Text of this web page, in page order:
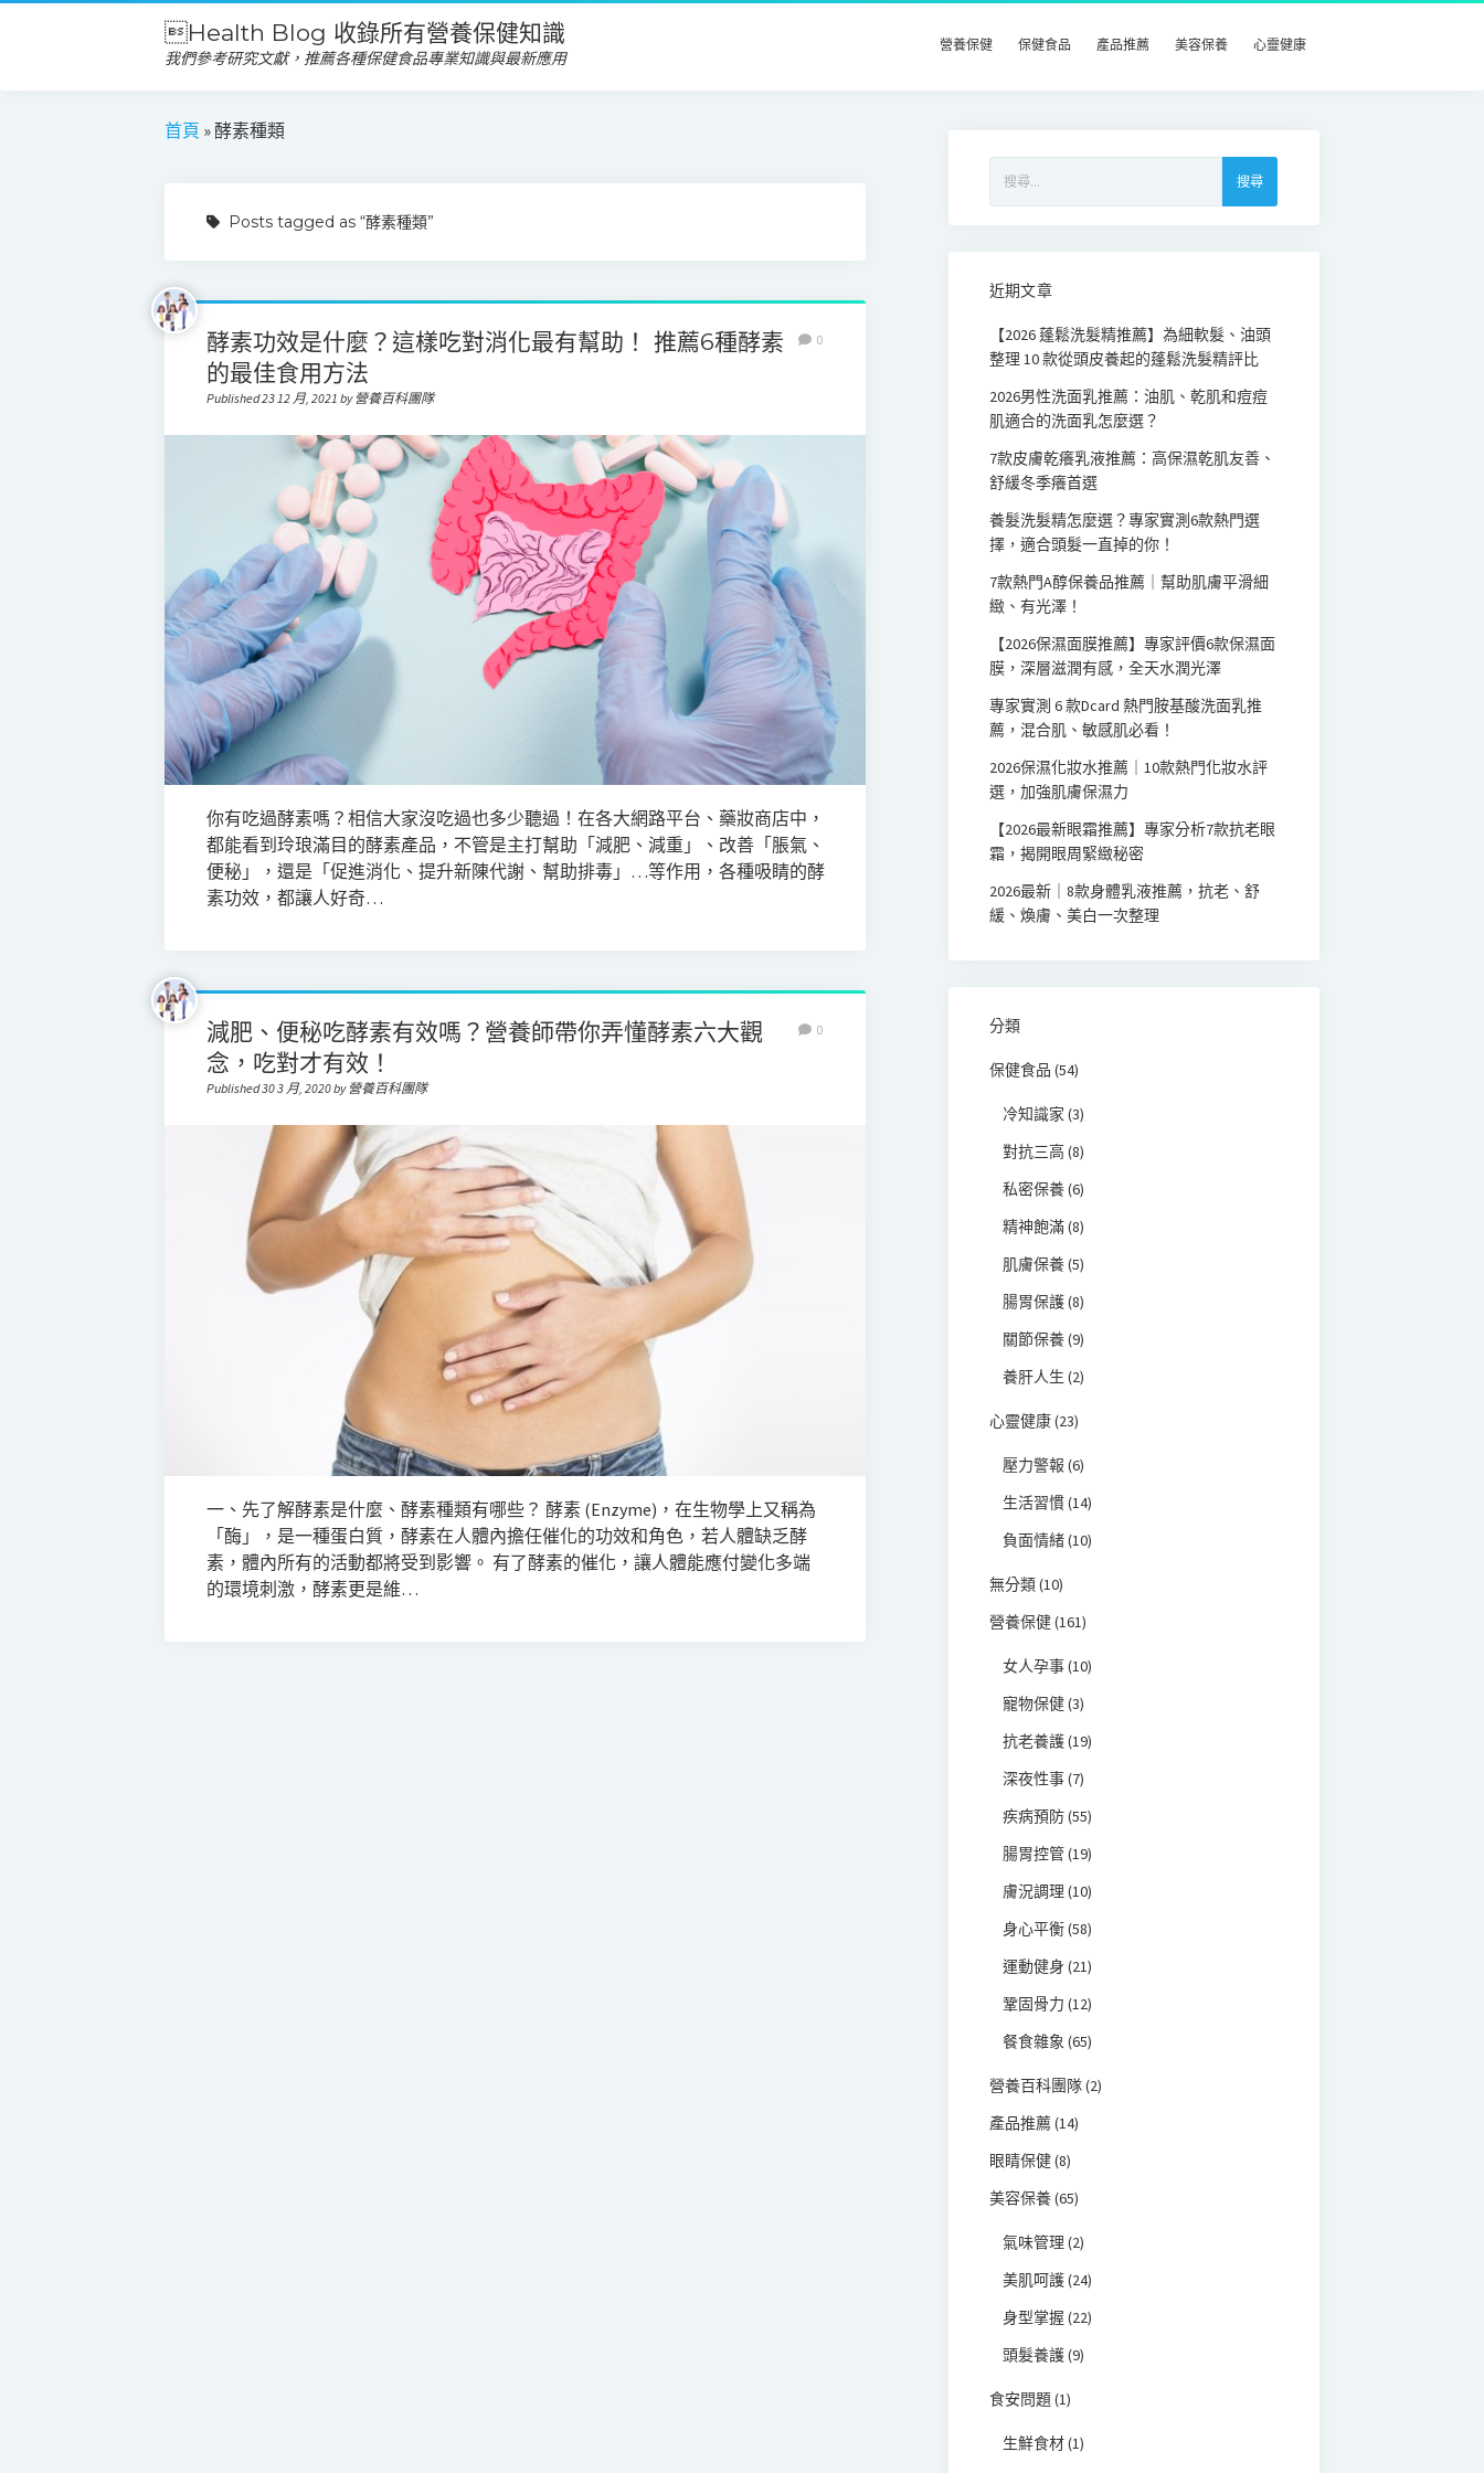
Health Blog 收錄所有營養保健知識
我們參考研究文獻，推薦各種保健食品專業知識與最新應用
營養保健 保健食品 產品推薦 美容保養 心靈健康
首頁 »酵素種類
Posts tagged as “酵素種類”
酵素功效是什麼？這樣吃對消化最有幫助！ 推薦6種酵素
的最佳食用方法
Published 23 12 月, 2021 by 營養百科團隊
0
你有吃過酵素嗎？相信大家沒吃過也多少聽過！在各大網路平台、藥妝商店中，
都能看到玲琅滿目的酵素產品，不管是主打幫助「減肥、減重」、改善「脹氣、
便秘」，還是「促進消化、提升新陳代謝、幫助排毒」…等作用，各種吸睛的酵
素功效，都讓人好奇…
減肥、便秘吃酵素有效嗎？營養師帶你弄懂酵素六大觀
念，吃對才有效！
Published 30 3 月, 2020 by 營養百科團隊
0
一、先了解酵素是什麼、酵素種類有哪些？ 酵素 (Enzyme)，在生物學上又稱為
「酶」，是一種蛋白質，酵素在人體內擔任催化的功效和角色，若人體缺乏酵
素，體內所有的活動都將受到影響。 有了酵素的催化，讓人體能應付變化多端
的環境刺激，酵素更是維…
近期文章
【2026 蓬鬆洗髮精推薦】為細軟髮、油頭
整理 10 款從頭皮養起的蓬鬆洗髮精評比
2026男性洗面乳推薦：油肌、乾肌和痘痘
肌適合的洗面乳怎麼選？
7款皮膚乾癢乳液推薦：高保濕乾肌友善、
舒緩冬季癢首選
養髮洗髮精怎麼選？專家實測6款熱門選
擇，適合頭髮一直掉的你！
7款熱門A醇保養品推薦｜幫助肌膚平滑細
緻、有光澤！
【2026保濕面膜推薦】專家評價6款保濕面
膜，深層滋潤有感，全天水潤光澤
專家實測 6 款Dcard 熱門胺基酸洗面乳推
薦，混合肌、敏感肌必看！
2026保濕化妝水推薦｜10款熱門化妝水評
選，加強肌膚保濕力
【2026最新眼霜推薦】專家分析7款抗老眼
霜，揭開眼周緊緻秘密
2026最新｜8款身體乳液推薦，抗老、舒
緩、煥膚、美白一次整理
分類
保健食品 (54)
冷知識家 (3)
對抗三高(8)
私密保養(6)
精神飽滿(8)
肌膚保養(5)
腸胃保護(8)
關節保養(9)
養肝人生 (2)
心靈健康(23)
壓力警報 (6)
生活習慣(14)
負面情緒(10)
無分類(10)
營養保健(161)
女人孕事(10)
寵物保健(3)
抗老養護(19)
深夜性事(7)
疾病預防(55)
腸胃控管(19)
膚況調理 (10)
身心平衡(58)
運動健身 (21)
鞏固骨力 (12)
餐食雜象 (65)
營養百科團隊(2)
產品推薦(14)
眼睛保健(8)
美容保養(65)
氣味管理 (2)
美肌呵護(24)
身型掌握 (22)
頭髮養護(9)
食安問題(1)
生鮮食材(1)